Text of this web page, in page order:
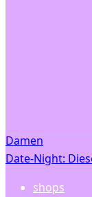
Damen
Date-Night:
shops